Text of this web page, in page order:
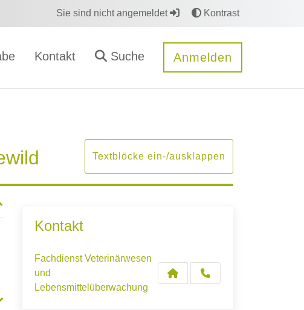
Sie sind nicht angemeldet Kontrast
Kontakt Suche Anmelden
Textblöcke ein-/ausklappen
Kontakt
Fachdienst Veterinärwesen
und
Lebensmittelüberwachung